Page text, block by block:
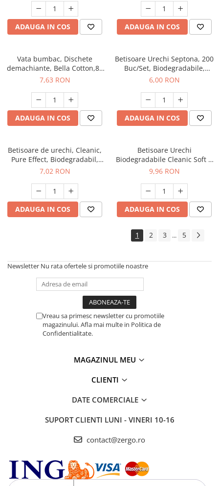
ADAUGA IN COS ADAUGA IN COS
Vata bumbac, Dischete
demachiante, Bella Cotton,80
buc/ set
7,63 RON
ADAUGA IN COS
Betisoare Urechi Septona, 200
Buc/Set, Biodegradabile,
Bumbac Natural, Culoare Alba
6,00 RON
ADAUGA IN COS
Betisoare de urechi, Cleanic,
Pure Effect, Biodegradabil,
160 buc, Alb
7,02 RON
ADAUGA IN COS
Betisoare Urechi
Biodegradabile Cleanic Soft &
Confort, 200 Buc
9,96 RON
ADAUGA IN COS
1 2 3 ... 5
Newsletter Nu rata ofertele si promotiile noastre
Vreau sa primesc newsletter cu promotiile
magazinului. Afla mai multe in Politica de
Confidentialitate.
MAGAZINUL MEU
CLIENTI
DATE COMERCIALE
SUPORT CLIENTI LUNI - VINERI 10-16
contact@zergo.ro